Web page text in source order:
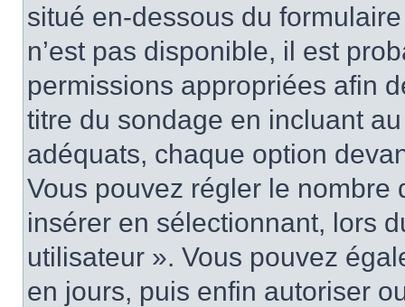
situé en-dessous du
n’est pas disponible, il est
permissions appropriées afin
titre du sondage en incluant
adéquats, chaque option
Vous pouvez régler le nombre
insérer en sélectionnant, lors
utilisateur ». Vous pouvez
en jours, puis enfin autoriser